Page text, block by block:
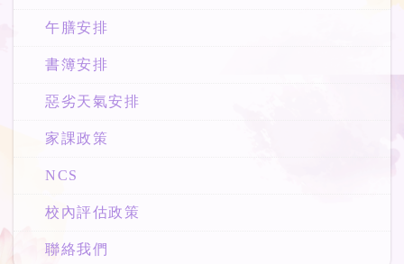
午膳安排
書簿安排
惡劣天氣安排
家課政策
NCS
校內評估政策
聯絡我們